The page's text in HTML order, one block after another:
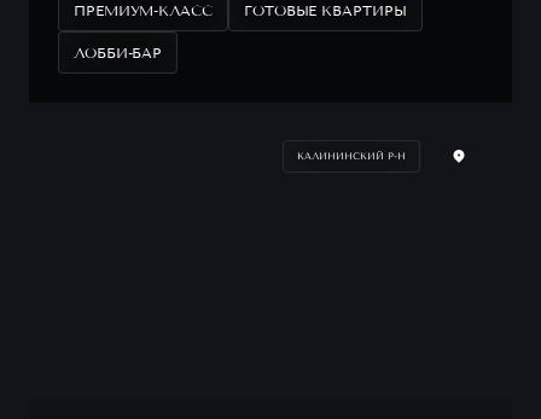
ПРЕМИУМ-КЛАСС ГОТОВЫЕ КВАРТИРЫ
ЛОББИ-БАР
КАЛИНИНСКИЙ Р-Н